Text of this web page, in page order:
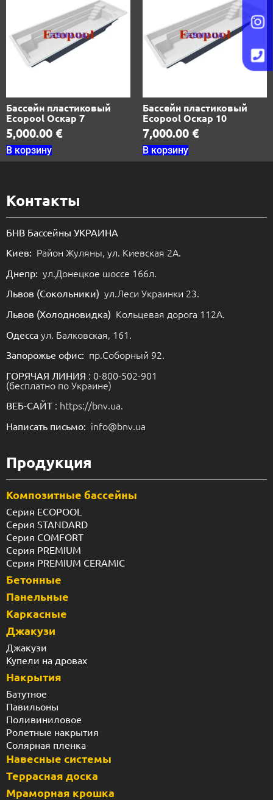
Бассейн пластиковый
Ecopool Оскар 7
5,000.00 €
В корзину
Бассейн пластиковый
Ecopool Оскар 10
7,000.00 €
В корзину
Контакты
БНВ Бассейны УКРАИНА
Киев: Район Жуляны, ул. Киевская 2А.
Днепр: ул.Донецкое шоссе 166л.
Львов (Сокольники) ул.Леси Украинки 23.
Львов (Холодновидка) Кольцевая дорога 112А.
Одесса ул. Балковская, 161.
Запорожье офис: пр.Соборный 92.
ГОРЯЧАЯ ЛИНИЯ : 0-800-502-901
(бесплатно по Украине)
ВЕБ-САЙТ : https://bnv.ua.
Написать письмо: info@bnv.ua
Продукция
Композитные бассейны
Серия ECOPOOL
Серия STANDARD
Серия COMFORT
Серия PREMIUM
Серия PREMIUM CERAMIC
Бетонные
Панельные
Каркасные
Джакузи
Джакузи
Купели на дровах
Накрытия
Батутное
Павильоны
Поливиниловое
Ролетные накрытия
Солярная пленка
Навесные системы
Террасная доска
Мраморная крошка